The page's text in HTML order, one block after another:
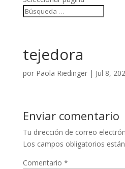
tejedora
por Paola Riedinger| Jul 8,
Enviar comentario
Tu dirección de correo
Los campos obligatorios
Comentario *